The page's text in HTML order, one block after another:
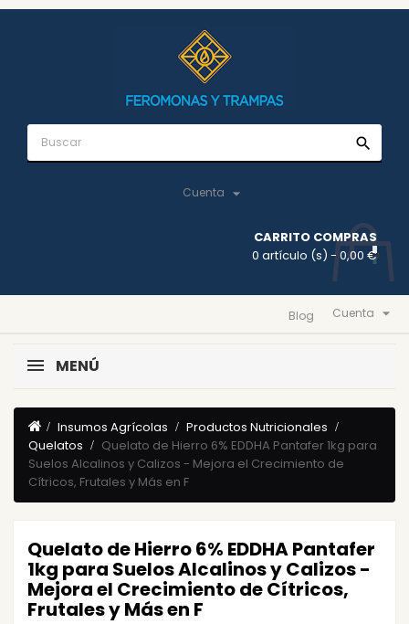
search
Cuenta 
CARRITO COMPRAS
0 artículo (s) - 0,00 €
Cuenta 
Blog
MENÚ
Insumos Agrícolas
Productos Nutricionales
Quelatos
Quelato de Hierro 6% EDDHA Pantafer 1kg para
Suelos Alcalinos y Calizos - Mejora el Crecimiento de
Cítricos, Frutales y Más en F
Quelato de Hierro 6% EDDHA Pantafer
1kg para Suelos Alcalinos y Calizos -
Mejora el Crecimiento de Cítricos,
Frutales y Más en F